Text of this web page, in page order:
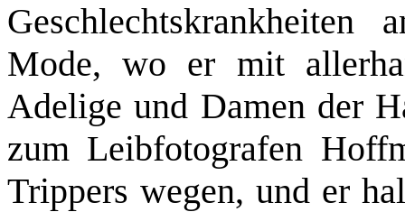
Mode, wo er mit
Adelige und Damen der
zum Leibfotografen
Trippers wegen, und er